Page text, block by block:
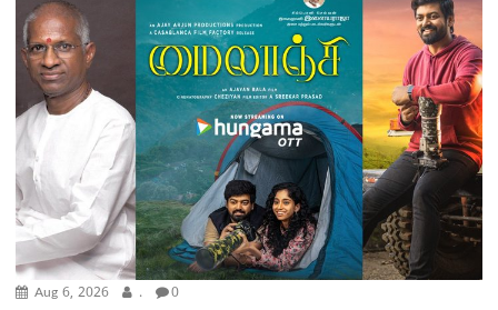
Aug 6, 2026 . 0